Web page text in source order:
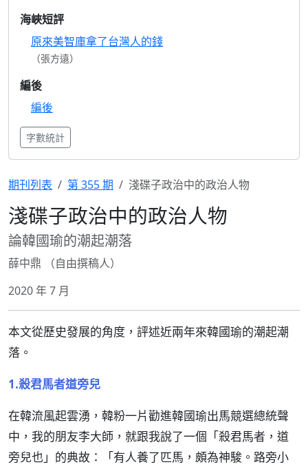
海峽短評
原來美智庫拿了台灣人的錢
（張方遠）
編後
編後
字數統計
期刊列表 第 355 期 淺碟子政治中的政治人物
淺碟子政治中的政治人物
論韓國瑜的潮起潮落
薛中鼎 （自由撰稿人）
2020 年 7 月
本文從歷史發展的角度，評述近兩年來韓國瑜的潮起潮
落。
1.殺君馬者道旁兒
在韓流風起雲湧，韓粉一片勸進韓國瑜出馬競選總統聲
中，我的朋友李大師，就跟我說了一個「殺君馬者，道
旁兒也」的典故：「有人養了匹馬，頗為神駿。路旁小